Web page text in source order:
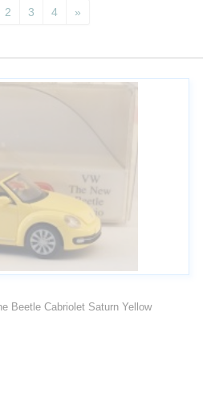
2 3 4 »
Beetle Cabriolet Saturn Yellow